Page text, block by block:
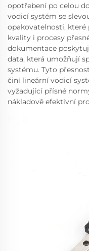
opotřebení po celou
vodicí systém se
opakovatelnosti,
kvality i procesy
dokumentace
data, která umožňují
systému. Tyto
činí lineární vodicí
vyžadující přísné
nákladově efektivní